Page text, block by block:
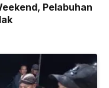
Pelabuhan